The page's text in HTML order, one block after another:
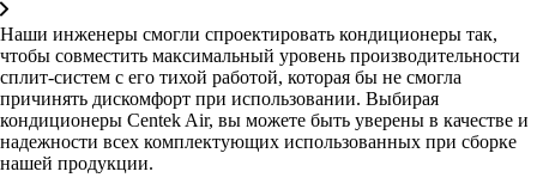
Наши инженеры смогли спроектировать кондиционеры так,
чтобы совместить максимальный уровень производительности
сплит-систем с его тихой работой, которая бы не смогла
причинять дискомфорт при использовании. Выбирая
кондиционеры Centek Air, вы можете быть уверены в качестве и
надежности всех комплектующих использованных при сборке
нашей продукции.